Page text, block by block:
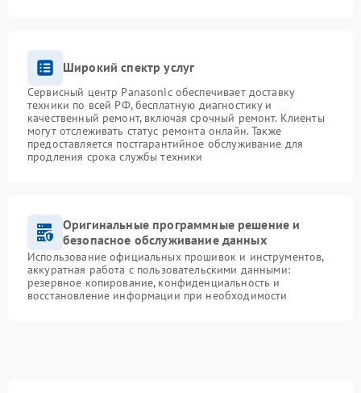
Широкий спектр услуг
Сервисный центр Panasonic обеспечивает доставку
техники по всей РФ, бесплатную диагностику и
качественный ремонт, включая срочный ремонт. Клиенты
могут отслеживать статус ремонта онлайн. Также
предоставляется постгарантийное обслуживание для
продления срока службы техники
Оригинальные программные решение и
безопасное обслуживание данных
Использование официальных прошивок и инструментов,
аккуратная работа с пользовательскими данными:
резервное копирование, конфиденциальность и
восстановление информации при необходимости